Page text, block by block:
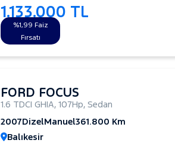
1.133.000 TL
%1,99 Faiz
Fırsatı
FORD FOCUS
1.6 TDCI GHIA, 107Hp, Sedan
2007DizelManuel361.800 Km
Balıkesir